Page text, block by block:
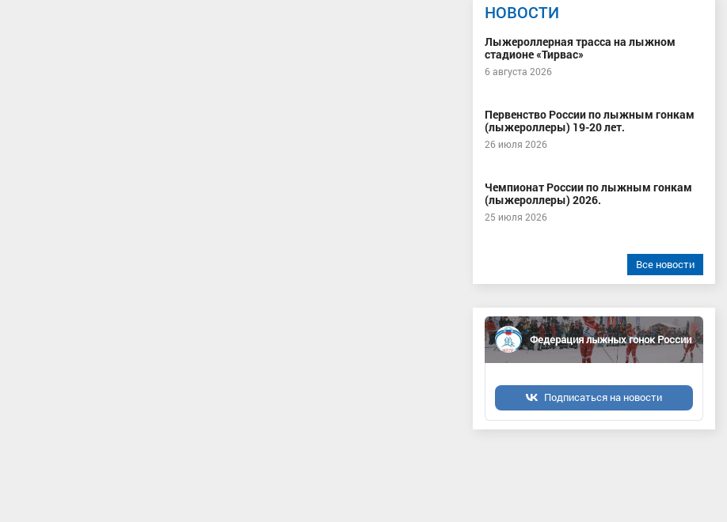
НОВОСТИ
Лыжероллерная трасса на лыжном
стадионе «Тирвас»
6 августа 2026
Первенство России по лыжным гонкам
(лыжероллеры) 19-20 лет.
26 июля 2026
Чемпионат России по лыжным гонкам
(лыжероллеры) 2026.
25 июля 2026
Все новости
Федерация лыжных гонок России
Подписаться на новости